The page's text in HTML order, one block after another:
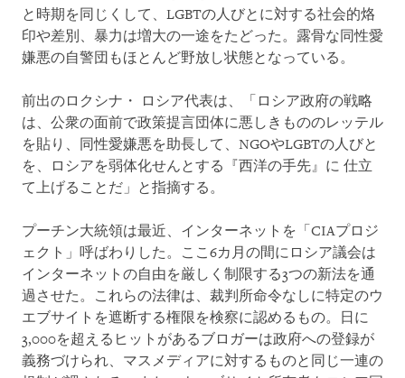
と時期を同じくして、LGBTの人びとに対する社会的烙
印や差別、暴力は増大の一途をたどった。露骨な同性愛
嫌悪の自警団もほとんど野放し状態となっている。
前出のロクシナ・ ロシア代表は、「ロシア政府の戦略
は、公衆の面前で政策提言団体に悪しきもののレッテル
を貼り、同性愛嫌悪を助長して、NGOやLGBTの人びと
を、ロシアを弱体化せんとする『西洋の手先』に 仕立
て上げることだ」と指摘する。
プーチン大統領は最近、インターネットを「CIAプロジ
ェクト」呼ばわりした。ここ6カ月の間にロシア議会は
インターネットの自由を厳しく制限する3つの新法を通
過させた。これらの法律は、裁判所命令なしに特定のウ
エブサイトを遮断する権限を検察に認めるもの。日に
3,000を超えるヒットがあるブロガーは政府への登録が
義務づけられ、マスメディアに対するものと同じ一連の